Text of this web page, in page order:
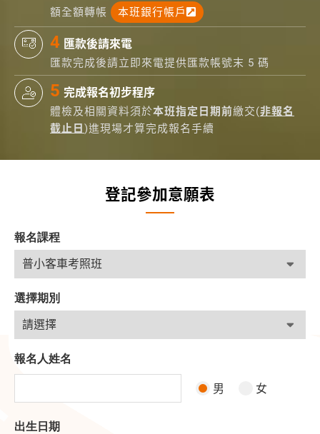
額全額轉帳
本班銀行帳戶
匯款後請來電
匯款完成後請立即來電提供匯款帳號末 5 碼
完成報名初步程序
體檢及相關資料須於本班指定日期前繳交(非報名
截止日 )進現場才算完成報名手續
登記參加意願表
報名課程
選擇期別
報名人姓名
男 女
出生日期